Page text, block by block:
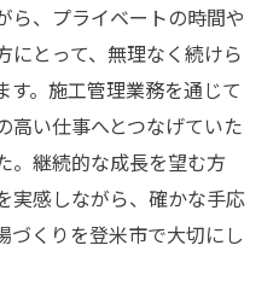
ら、プライベートの時間や
にとって、無理なく続けら
す。施工管理業務を通じて
高い仕事へとつなげていた
。継続的な成長を望む方
実感しながら、確かな手応
づくりを登米市で大切にし